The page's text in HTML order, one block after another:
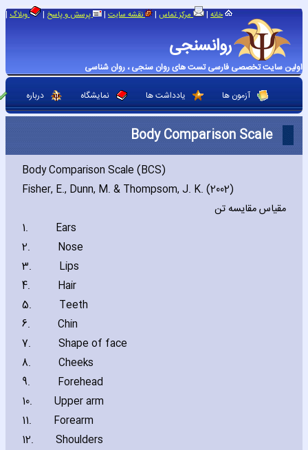
روانسنجی
اولین سایت تخصصی فارسی تست های روان سنجی ، روان شناسی
خانه | مرکز تماس | نقشه سایت | پرسش و پاسخ | وبلاگ |
آزمون ها یادداشت ها نمایشگاه درباره
Body Comparison Scale
Body Comparison Scale (BCS)
Fisher‚ E.‚ Dunn‚ M. & Thompsom‚ J. K. (2002)
مقیاس مقایسه تن
1. Ears
2. Nose
3. Lips
4. Hair
5. Teeth
6. Chin
7. Shape of face
8. Cheeks
9. Forehead
10. Upper arm
11. Forearm
12. Shoulders